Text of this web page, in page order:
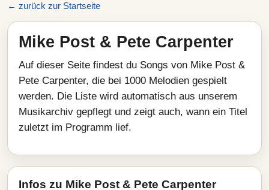
← zurück zur Startseite
Mike Post & Pete Carpenter
Auf dieser Seite findest du Songs von Mike Post &
Pete Carpenter, die bei 1000 Melodien gespielt
werden. Die Liste wird automatisch aus unserem
Musikarchiv gepflegt und zeigt auch, wann ein Titel
zuletzt im Programm lief.
Infos zu Mike Post & Pete Carpenter